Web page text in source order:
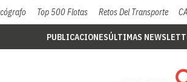
Top 500 Flotas Retos Del Transporte
PUBLICACIONESÚLTIMAS